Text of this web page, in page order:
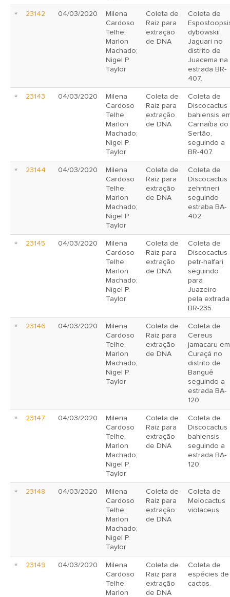
23142 04/03/2020
Milena
Cardoso
Telhe;
Marlon
Machado;
Nigel P.
Taylor
Coleta de
Raiz para
extração
de DNA
Coleta de
dybowskii
Jaguari no
distrito de
Juacema na
estrada BR-
407.
23143 04/03/2020
Milena
Cardoso
Telhe;
Marlon
Machado;
Nigel P.
Taylor
Coleta de
Raiz para
extração
de DNA
Coleta de
Discocactus
bahiensis
Carnaíba do
Sertão,
seguindo a
BR-407.
23144 04/03/2020
Milena
Cardoso
Telhe;
Marlon
Machado;
Nigel P.
Taylor
Coleta de
Raiz para
extração
de DNA
Coleta de
Discocactus
zehntneri
seguindo
estraba BA-
402.
23145 04/03/2020
Milena
Cardoso
Telhe;
Marlon
Machado;
Nigel P.
Taylor
Coleta de
Raiz para
extração
de DNA
Coleta de
Discocactus
petr-halfari
seguindo
para
Juazeiro
pela extrada
BR-235.
23146 04/03/2020
Milena
Cardoso
Telhe;
Marlon
Machado;
Nigel P.
Taylor
Coleta de
Raiz para
extração
de DNA
Coleta de
Cereus
jamacaru em
Curaçá no
distrito de
Banguê
seguindo a
estrada BA-
120.
23147 04/03/2020
Milena
Cardoso
Telhe;
Marlon
Machado;
Nigel P.
Taylor
Coleta de
Raiz para
extração
de DNA
Coleta de
Discocactus
bahiensis
seguindo a
estrada BA-
120.
23148 04/03/2020
Milena
Cardoso
Telhe;
Marlon
Machado;
Nigel P.
Taylor
Coleta de
Raiz para
extração
de DNA
Coleta de
Melocactus
violaceus.
23149 04/03/2020
Milena
Cardoso
Telhe;
Marlon
Coleta de
Raiz para
extração
de DNA
Coleta de
espécies de
cactos.